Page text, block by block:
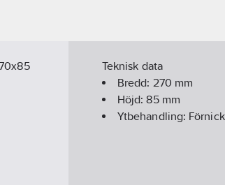
Teknisk data
Bredd: 270 mm
Höjd:85mm
Ytbehandling: